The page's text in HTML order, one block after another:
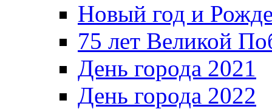
Новый год и
75 лет Великой
День города 2021
День города 2022